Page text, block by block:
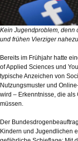
Kein Jugendproblem, denn
und frühen Vierziger
Bereits im Frühjahr hatte
of Applied Sciences und
typische Anzeichen von
Nutzungsmuster und
wird – Erkenntnisse, die
müssen.
Der
Kindern und Jugendlichen